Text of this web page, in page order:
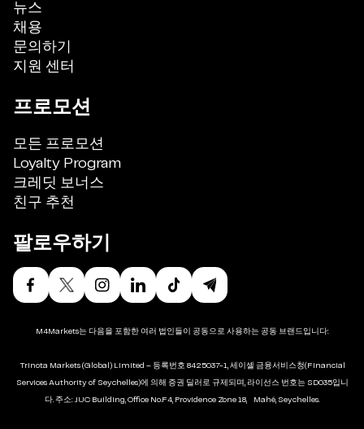
뉴스
채용
문의하기
지원 센터
프로모션
모든 프로모션
Loyalty Program
크레딧 보너스
친구 추천
팔로우하기
M4Markets는 다음을 포함한 여러 법인들이 공동으로 사용하는 공동 브랜드입니다:
Trinota Markets (Global) Limited – 등록번호 8425037-1, 세이셸 금융서비스청(Financial
Services Authority of Seychelles)에 의해 증권 딜러로 규제되며, 라이선스 번호는 SD035입니
다. 주소: JUC Building, Office No.F4, Providence Zone 18, Mahé, Seychelles.